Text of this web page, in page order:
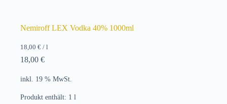
Nemiroff LEX Vodka 40% 1000ml
18,00 € / l
18,00 €
inkl. 19 % MwSt.
Produkt enthält: 1 l